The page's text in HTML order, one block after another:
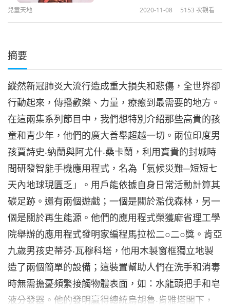
兒童天地 2020-11-08 5153 次觀看
摘要
縱然新冠肺炎大流行造成重大損失和悲傷，全世界卻
行動起來，傳播歡樂、力量，療癒到最需要的地方。
在這兩集系列節目中，我們想特別介紹那些高貴的孩
童和青少年，他們的廣大善舉超越一切。兩位印度男
孩賈詩史‧納蘭與阿尤什‧桑卡蘭，利用寶貴的封城時
間研發智能手機應用程式，名為「氣候災難─短短七
天內地球現匱乏」。用戶能依據自身日常活動計算其
碳足跡。還有兩個遊戲；一個是關於濫伐森林，另一
個是關於再生能源。他們的應用程式榮獲麻省理工學
院舉辦的應用程式發明家編程馬拉松二○二○獎。肯亞
九歲男孩史蒂芬‧瓦穆科塔，他用木製窗框獨立地製
造了兩個簡單的設備；這裝置幫助人們在洗手和消毒
時無需擔憂頻繁接觸物體表面，如：水龍頭把手和皂
液分發器。他的發明贏得總統烏胡魯‧肯雅塔閣下，